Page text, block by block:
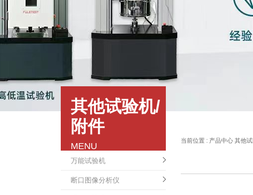
其他试验机/
附件
MENU
万能试验机
断口图像分析仪
当前位置 : 产品中心 其他